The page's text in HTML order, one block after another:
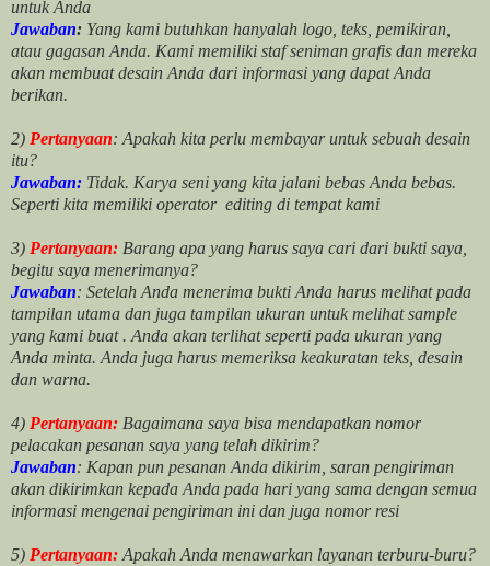
untuk Anda
Jawaban: Yang kami butuhkan hanyalah logo, teks, pemikiran,
atau gagasan Anda. Kami memiliki staf seniman grafis dan mereka
akan membuat desain Anda dari informasi yang dapat Anda
berikan.
2) Pertanyaan: Apakah kita perlu membayar untuk sebuah desain
itu?
Jawaban: Tidak. Karya seni yang kita jalani bebas Anda bebas.
Seperti kita memiliki operator editing di tempat kami
3) Pertanyaan: Barang apa yang harus saya cari dari bukti saya,
begitu saya menerimanya?
Jawaban: Setelah Anda menerima bukti Anda harus melihat pada
tampilan utama dan juga tampilan ukuran untuk melihatsample
yang kami buat . Anda akan terlihat seperti pada ukuran yang
Anda minta. Anda juga harus memeriksa keakuratan teks, desain
dan warna.
4) Pertanyaan: Bagaimana saya bisa mendapatkan nomor
pelacakan pesanan saya yang telah dikirim?
Jawaban: Kapan pun pesanan Anda dikirim, saran pengiriman
akan dikirimkan kepada Anda pada hari yang sama dengan semua
informasi mengenai pengiriman ini dan juga nomor resi
5) Pertanyaan: Apakah Anda menawarkan layanan terburu-buru?